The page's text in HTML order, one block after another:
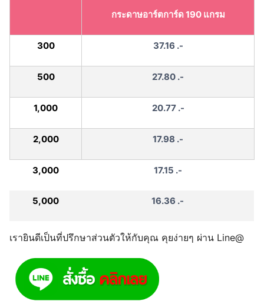
กระดาษอาร์ตการ์ด 190 แกรม
300 37.16 .-
500 27.80 .-
1,000 20.77 .-
2,000 17.98 .-
3,000 17.15 .-
5,000 16.36 .-
เรายินดีเป็นที่ปรึกษาส่วนตัวให้กับคุณ คุยง่ายๆ ผ่าน Line@